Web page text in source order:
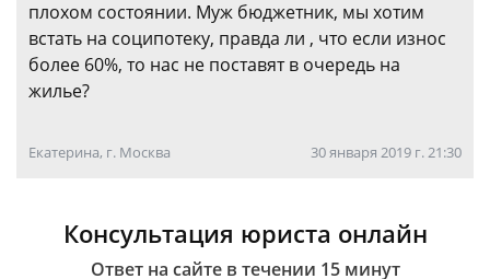
плохом состоянии. Муж бюджетник, мы хотим
встать на соципотеку, правда ли , что если износ
более 60%, то нас не поставят в очередь на
жилье?
Екатерина, г. Москва 30 января 2019 г. 21:30
Консультация юриста онлайн
Ответ на сайте в течении 15 минут